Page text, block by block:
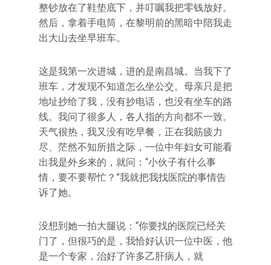
整钞放在了鞋垫底下，并叮嘱我把零钱放好。
然后，拿着手电筒，在黎明前的黑暗中陪我走
出大山去坐早班车。
这是我第一次进城，进的是南昌城。当我下了
班车，才发现不知道怎么坐公交。母亲只是把
地址抄给了我，没有抄电话，也没有坐车的路
线。我问了很多人，各人指的方向都不一致。
天气很热，我又没有吃早餐，正在我筋疲力
尽、茫然不知所措之际，一位中年妇女可能看
出我是外乡来的，就问：“小伙子有什么事
情，要不要帮忙？”我就把我找医院的事情告
诉了她。
没想到她一拍大腿说：“你要找的医院已经关
门了，但很巧的是，我恰好认识一位中医，他
是一个专家，治好了许多乙肝病人，就